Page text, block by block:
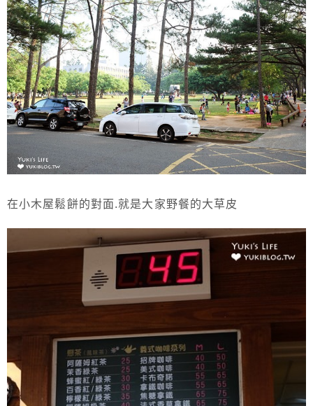
在小木屋鬆餅的對面.就是大家野餐的大草皮